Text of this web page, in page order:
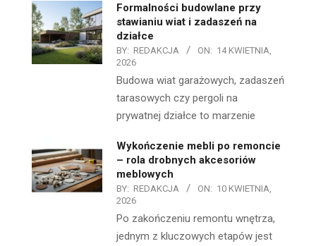
Formalności budowlane przy
stawianiu wiat i zadaszeń na
działce
BY: REDAKCJA ON: 14 KWIETNIA,
2026
Budowa wiat garażowych, zadaszeń
tarasowych czy pergoli na
prywatnej działce to marzenie
Wykończenie mebli po remoncie
– rola drobnych akcesoriów
meblowych
BY: REDAKCJA ON: 10 KWIETNIA,
2026
Po zakończeniu remontu wnętrza,
jednym z kluczowych etapów jest